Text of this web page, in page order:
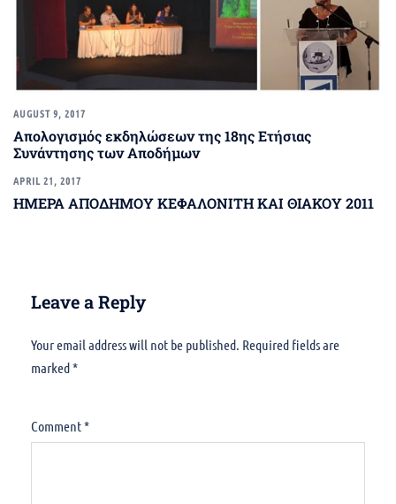
AUGUST 9, 2017
Απολογισμός εκδηλώσεων της 18ης Ετήσιας
Συνάντησης των Αποδήμων
APRIL 21, 2017
ΗΜΕΡΑ ΑΠΟΔΗΜΟΥ ΚΕΦΑΛΟΝΙΤΗ ΚΑΙ ΘΙΑΚΟΥ 2011
Leave a Reply
Your email address will not be published. Required fields are
marked*
Comment*
Alternative: